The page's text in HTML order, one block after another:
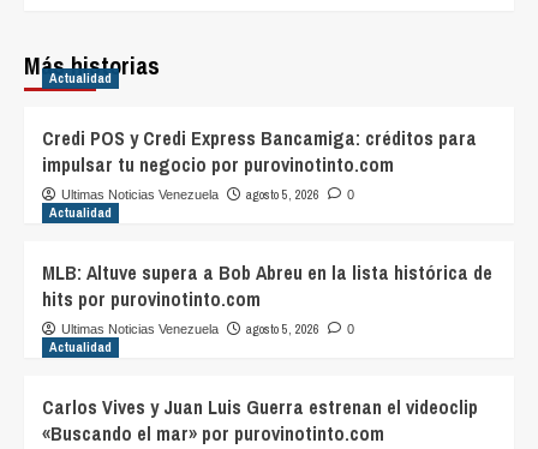
Más historias
Actualidad
Credi POS y Credi Express Bancamiga: créditos para
impulsar tu negocio por purovinotinto.com
Ultimas Noticias Venezuela agosto 5, 2026 0
Actualidad
MLB: Altuve supera a Bob Abreu en la lista histórica de
hits por purovinotinto.com
Ultimas Noticias Venezuela agosto 5, 2026 0
Actualidad
Carlos Vives y Juan Luis Guerra estrenan el videoclip
«Buscando el mar» por purovinotinto.com